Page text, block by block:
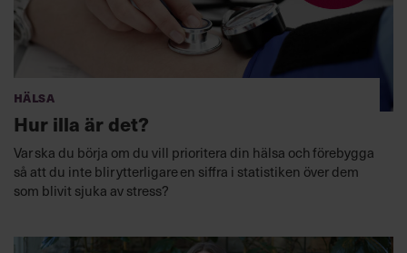
Hälsa
Hur illa är det?
Var ska du börja om du vill prioritera din hälsa och förebygga
så att du inte blir ytterligare en siffra i statistiken över dem
som blivit sjuka av stress?